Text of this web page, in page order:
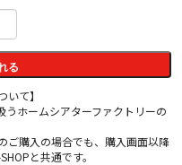
る
いて】
ホームシアターファクトリーの
ご購入の場合でも、購入画面以降
と共通です。